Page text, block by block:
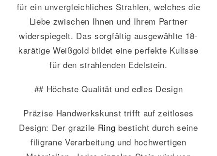
für ein unvergleichliches Strahlen, welches die
Liebe zwischen Ihnen und Ihrem Partner
widerspiegelt. Das sorgfältig ausgewählte 18-
karätige Weißgold bildet eine perfekte Kulisse
für den strahlenden Edelstein.
## Höchste Qualität und edles Design
Präzise Handwerkskunst trifft auf zeitloses
Design: Der grazile Ring besticht durch seine
filigrane Verarbeitung und hochwertigen